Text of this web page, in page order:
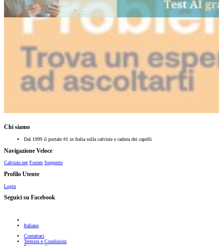
Chi siamo
Dal 1999 il portale #1 in Italia sulla calvizie e caduta dei capelli
Navigazione Veloce
Calvizie.net Forum Supporto
Profilo Utente
Login
Seguici su Facebook
Italiano
Contattaci
Termini e Condizioni